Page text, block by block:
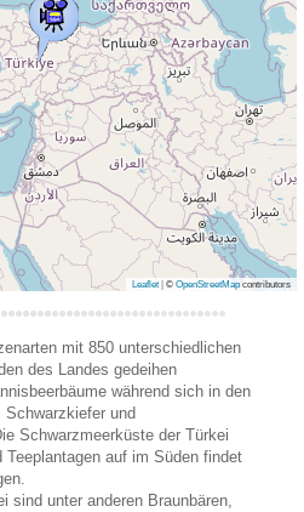
Leaflet © OpenStreetMap contributors
mit 850 unterschiedlichen
des Landes gedeihen
während sich in den
Schwarzkiefer und
Schwarzmeerküste der Türkei
auf im Süden findet
sind unter anderen Braunbären,